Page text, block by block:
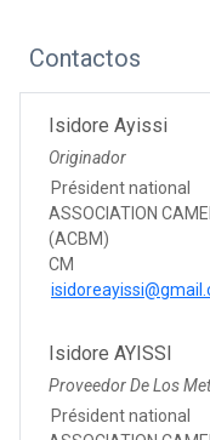
Contactos
Isidore Ayissi
Originador
Président national
ASSOCIATION
(ACBM)
CM
Isidore AYISSI
Proveedor De Los
Président national